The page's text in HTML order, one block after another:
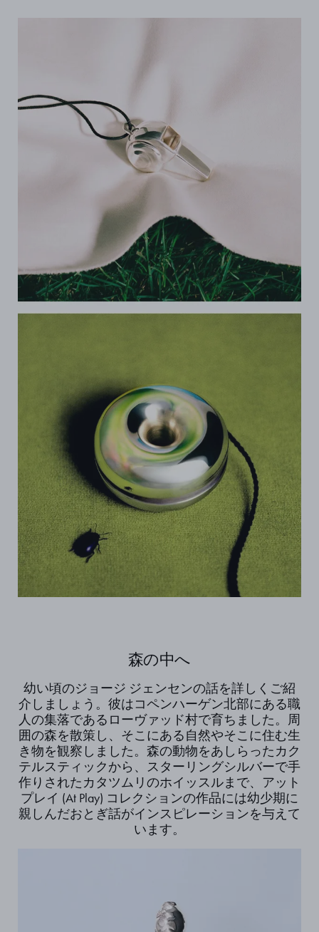
森の中へ
幼い頃のジョージ ジェンセンの話を詳しくご紹
介しましょう。彼はコペンハーゲン北部にある職
人の集落であるローヴァッド村で育ちました。周
囲の森を散策し、そこにある自然やそこに住む生
き物を観察しました。森の動物をあしらったカク
テルスティックから、スターリングシルバーで手
作りされたカタツムリのホイッスルまで、アット
プレイ (At Play) コレクションの作品には幼少期に
親しんだおとぎ話がインスピレーションを与えて
います。